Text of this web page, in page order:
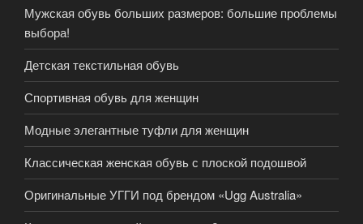
Мужская обувь больших размеров: большие проблемы
выбора!
Детская текстильная обувь
Спортивная обувь для женщин
Модные элегантные туфли для женщин
Классическая женская обувь с плоской подошвой
Оригинальные УГГИ под брендом «Ugg Australia»